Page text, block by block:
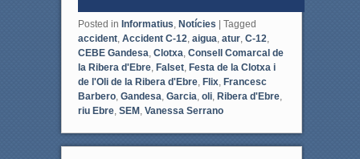
Posted in Informatius Notícies | Tagged
accident, Accident C-12 aigua atur, C-12
CEBE Gandesa Clotxa Consell Comarcal de
la Ribera d'Ebre, Falset, Festa de la Clotxa i
de l'Oli de la Ribera d'Ebre, Flix, Francesc
Barbero, Gandesa Garcia oli, Ribera d'Ebre,
riu Ebre, SEM, Vanessa Serrano